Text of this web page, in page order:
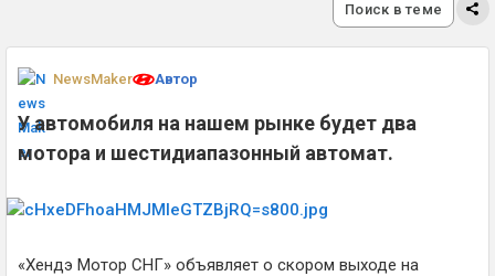
Поиск в теме
NewsMaker Автор
У автомобиля на нашем рынке будет два
мотора и шестидиапазонный автомат.
«Хендэ Мотор СНГ» объявляет о скором выходе на